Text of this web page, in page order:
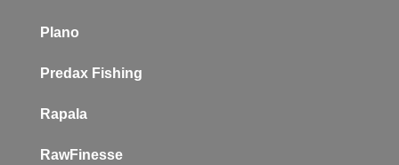
Plano
Predax Fishing
Rapala
RawFinesse